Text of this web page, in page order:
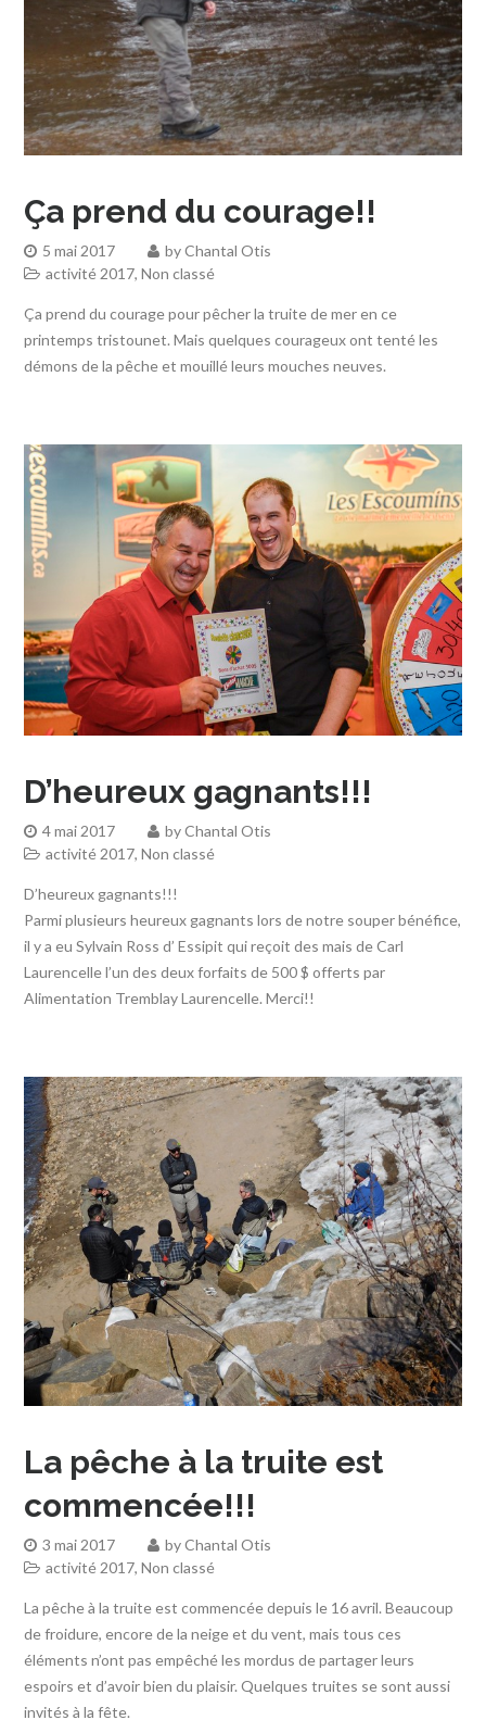
Ça prend du courage!!
5 mai 2017 byChantal Otis
activité 2017,Non classé
Ça prend du courage pour pêcher la truite de mer en ce
printemps tristounet. Mais quelques courageux ont tenté les
démons de la pêche et mouillé leurs mouches neuves.
D’heureux gagnants!!!
4 mai 2017 byChantal Otis
activité 2017,Non classé
D’heureux gagnants!!!
Parmi plusieurs heureux gagnants lors de notre souper bénéfice,
il y a eu Sylvain Ross d’ Essipit qui reçoit des mais de Carl
Laurencelle l’un des deux forfaits de 500 $ offerts par
Alimentation Tremblay Laurencelle. Merci!!
La pêche à la truite est
commencée!!!
3 mai 2017 byChantal Otis
activité 2017,Non classé
La pêche à la truite est commencée depuis le 16 avril. Beaucoup
de froidure, encore de la neige et du vent, mais tous ces
éléments n’ont pas empêché les mordus de partager leurs
espoirs et d’avoir bien du plaisir. Quelques truites se sont aussi
invités à la fête.